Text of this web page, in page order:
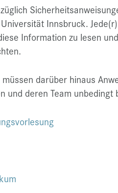
Innsbruck.
Information zu lesen
darüber hinaus
und deren Team unbedingt